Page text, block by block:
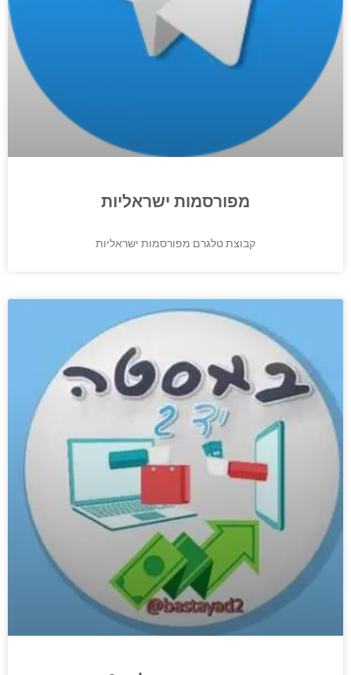
מפורסמות ישראליות
קבוצת טלגרם מפורסמות ישראליות